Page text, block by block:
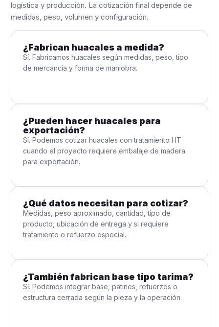
logística y producción. La cotización final depende de
medidas, peso, volumen y configuración.
¿Fabrican huacales a medida?
Sí. Fabricamos huacales según medidas, peso, tipo
de mercancía y forma de maniobra.
¿Pueden hacer huacales para
exportación?
Sí. Podemos cotizar huacales con tratamiento HT
cuando el proyecto requiere embalaje de madera
para exportación.
¿Qué datos necesitan para cotizar?
Medidas, peso aproximado, cantidad, tipo de
producto, ubicación de entrega y si requiere
tratamiento o refuerzo especial.
¿También fabrican base tipo tarima?
Sí. Podemos integrar base, patines, refuerzos o
estructura cerrada según la pieza y la operación.